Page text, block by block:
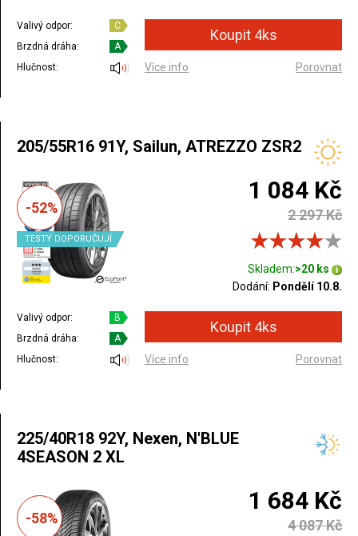
Valivý odpor:
C
Brzdná dráha:
A
Hlučnost:
Více info Porovnat
205/55R16 91Y, Sailun, ATREZZO ZSR2
-52%
TESTY DOPORUČUJÍ
1 084 Kč
2 297 Kč
Skladem:>20 ks
Dodání: Pondělí 10.8.
Valivý odpor:
B
Brzdná dráha:
A
Hlučnost:
Více info Porovnat
225/40R18 92Y, Nexen, N'BLUE
4SEASON 2 XL
-58%
1 684 Kč
4 087 Kč